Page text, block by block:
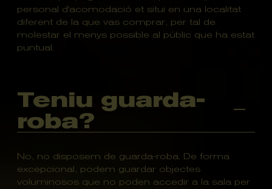
personal d'acomodació et situi en una localitat
diferent de la que vas comprar, per tal de
molestar el menys possible al públic que ha estat
puntual.
Teniu guarda-
roba?
No, no disposem de guarda-roba. De forma
excepcional, podem guardar objectes
voluminosos que no poden accedir a la sala per